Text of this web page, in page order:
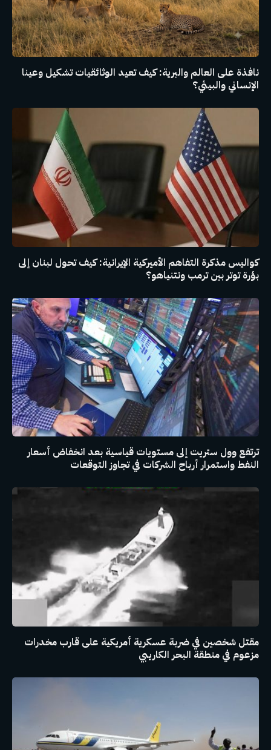
نافذة على العالم والبرية: كيف تعيد الوثائقيات تشكيل وعينا
الإنساني والبيئي؟
كواليس مذكرة التفاهم الأميركية الإيرانية: كيف تحول لبنان إلى
بؤرة توتر بين ترمب ونتنياهو؟
ترتفع وول ستريت إلى مستويات قياسية بعد انخفاض أسعار
النفط واستمرار أرباح الشركات في تجاوز التوقعات
مقتل شخصين في ضربة عسكرية أمريكية على قارب مخدرات
مزعوم في منطقة البحر الكاريبي